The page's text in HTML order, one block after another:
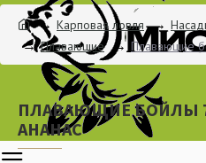
Карповая ловля
Плавающие
Плавающие
ПЛАВАЮЩИЕ БОЙЛЫ
АНАНАС